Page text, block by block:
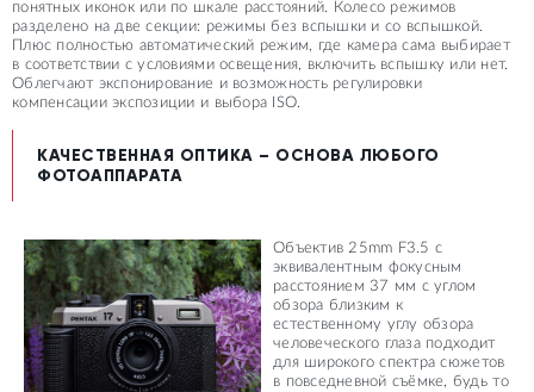
понятных иконок или по шкале расстояний. Колесо режимов
разделено на две секции: режимы без вспышки и со вспышкой.
Плюс полностью автоматический режим, где камера сама выбирает
в соответствии с условиями освещения, включить вспышку или нет.
Облегчают экспонирование и возможность регулировки
компенсации экспозиции и выбора ISO.
КАЧЕСТВЕННАЯ ОПТИКА – ОСНОВА ЛЮБОГО
ФОТОАППАРАТА
Объектив 25mm F3.5 с
эквивалентным фокусным
расстоянием 37 мм c углом
обзора близким к
естественному углу обзора
человеческого глаза подходит
для широкого спектра сюжетов
в повседневной съёмке, будь то